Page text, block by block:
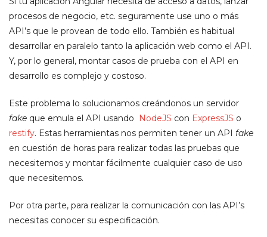
procesos de negocio, etc. seguramente use uno o más
API’s que le provean de todo ello. También es habitual
desarrollar en paralelo tanto la aplicación web como el API.
Y, por lo general, montar casos de prueba con el API en
desarrollo es complejo y costoso.
Este problema lo solucionamos creándonos un servidor
fake que emula el API usando NodeJS con ExpressJS o
restify. Estas herramientas nos permiten tener un API fake
en cuestión de horas para realizar todas las pruebas que
necesitemos y montar fácilmente cualquier caso de uso
que necesitemos.
Por otra parte, para realizar la comunicación con las API’s
necesitas conocer su especificación.